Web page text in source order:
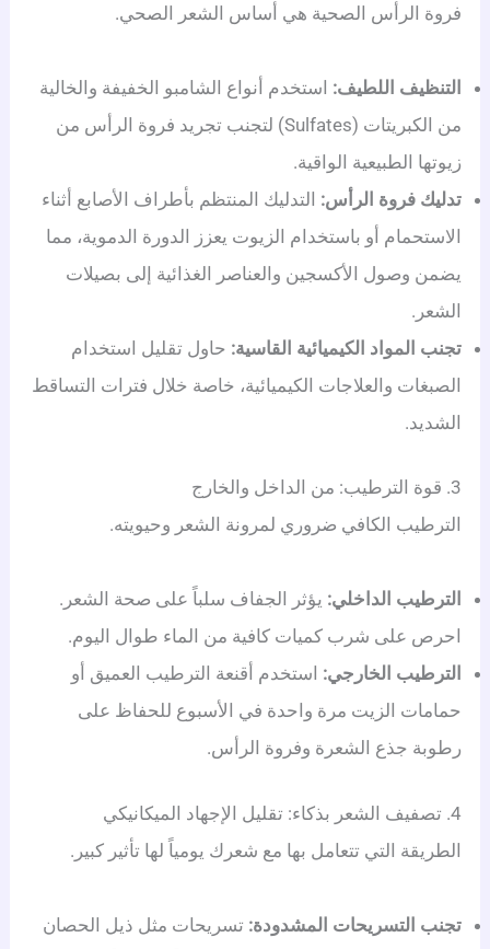
فروة الرأس الصحية هي أساس الشعر الصحي.
التنظيف اللطيف:استخدم أنواع الشامبو الخفيفة والخالية
من الكبريتات (Sulfates) لتجنب تجريد فروة الرأس من
زيوتها الطبيعية الواقية.
تدليك فروة الرأس:التدليك المنتظم بأطراف الأصابع أثناء
الاستحمام أو باستخدام الزيوت يعزز الدورة الدموية، مما
يضمن وصول الأكسجين والعناصر الغذائية إلى بصيلات
الشعر.
تجنب المواد الكيميائية القاسية:حاول تقليل استخدام
الصبغات والعلاجات الكيميائية، خاصة خلال فترات التساقط
الشديد.
الترطيب الكافي ضروري لمرونة الشعر وحيويته.
الترطيب الداخلي:يؤثر الجفاف سلباً على صحة الشعر.
احرص على شرب كميات كافية من الماء طوال اليوم.
الترطيب الخارجي:استخدم أقنعة الترطيب العميق أو
حمامات الزيت مرة واحدة في الأسبوع للحفاظ على
رطوبة جذع الشعرة وفروة الرأس.
الطريقة التي تتعامل بها مع شعرك يومياً لها تأثير كبير.
تجنب التسريحات المشدودة:تسريحات مثل ذيل الحصان